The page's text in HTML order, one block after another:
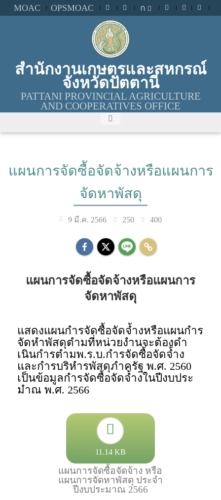
MOAC OPSMOAC ก
สำนักงานเกษตรและสหกรณ์
จังหวัดปัตตานี
PATTANI PROVINCIAL AGRICULTURE
AND COOPERATIVES OFFICE
แผนการจัดซื้อจัดจ้างหรือแผนการ
จัดหาพัสดุ
9 มี.ค. 2566 250 400
แผนการจัดซื้อจัดจ้างหรือแผนการ
จัดหาพัสดุ
แสดงแผนกำรจัดซื้อจัดจ้ำงหรือแผนกำร
จัดหำพัสดุตำมที่หน่วยงำนจะต้องดำ
เนินกำรตำมพ.ร.บ.กำรจัดซื้อจัดจ้ำง
และกำรบริหำรพัสดุภำครัฐ พ.ศ. 2560
เป็นข้อมูลกำรจัดซื้อจัดจ้ำงในปีงบประ
มำณ พ.ศ. 2566
11.14 KB
แผนการจัดซื้อจัดจ้าง หรือ
แผนการจัดหาพัสดุ ประจำ
ปีงบประมาณ 2566